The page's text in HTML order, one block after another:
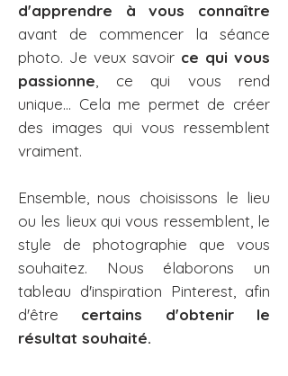
d'apprendre à vous connaître
avant de commencer la séance
photo. Je veux savoir ce qui vous
passionne , ce qui vous rend
unique… Cela me permet de créer
des images qui vous ressemblent
vraiment.
Ensemble, nous choisissons le lieu
ou les lieux qui vous ressemblent, le
style de photographie que vous
souhaitez. Nous élaborons un
tableau d'inspiration Pinterest, afin
d'être certains d'obtenir le
résultat souhaité.